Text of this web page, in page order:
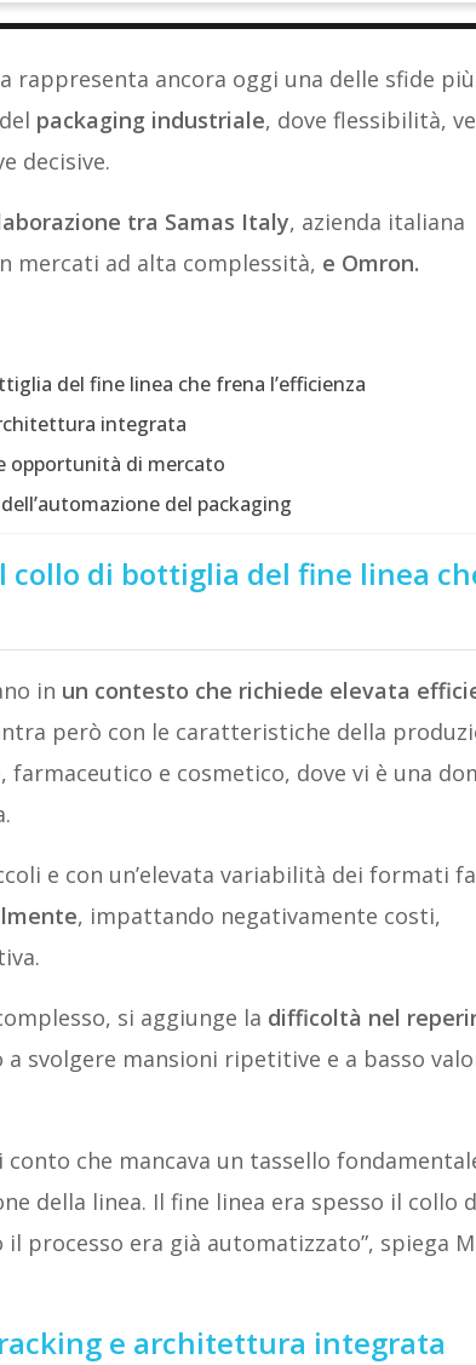
rappresenta ancora oggi una delle sfide più
packaging industriale, dove flessibilità,
decisive.
tra Samas Italy, azienda italiana
mercati ad alta complessità, e Omron.
del fine linea che frena l’efficienza
integrata
opportunità di mercato
del packaging
collo di bottiglia del fine linea
in un contesto che richiede elevata
però con le caratteristiche della
e cosmetico, dove vi è una
e con un’elevata variabilità dei formati
, impattando negativamente costi,
si aggiunge la difficoltà nel
a svolgere mansioni ripetitive e a basso
che mancava un tassello
della linea. Il fine linea era spesso il collo
processo era già automatizzato”, spiega
e architettura integrata